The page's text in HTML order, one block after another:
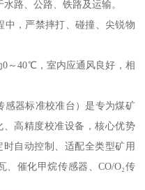
路、公路、铁路及运输。
中，严禁摔打、碰撞、尖锐物
～40℃，室内应通风良好，相
感器标准校准台）是专为煤矿
高精度校准设备，核心优势
自动控制、适配全类型矿用
、催化甲烷传感器、CO/O₂传